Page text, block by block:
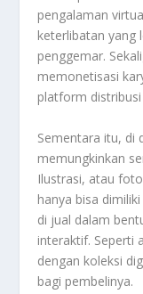
pengalaman
keterlibatan yang
penggemar.
memonetisasi
platform
Sementara itu, di
memungkinkan
Ilustrasi, atau
hanya bisa
di jual dalam
interaktif. Seperti
dengan koleksi
bagi pembelinya.